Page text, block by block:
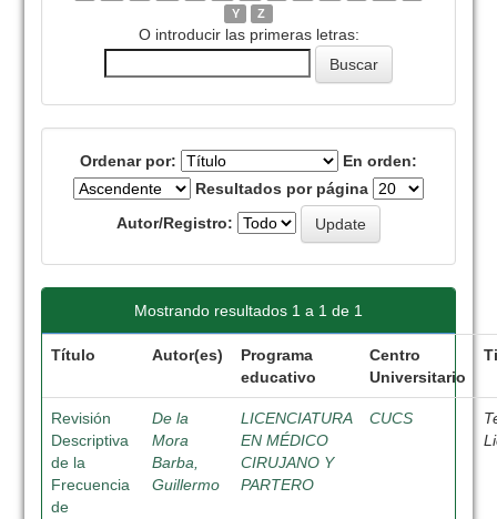
Y
Z
O introducir las primeras letras:
Ordenar por:
En orden:
Resultados por página
Autor/Registro:
Mostrando resultados 1 a 1 de 1
Título Autor(es)
Programa
educativo
Centro
Universitario
Revisión
Descriptiva
de la
Frecuencia
de
De la
Mora
Barba,
Guillermo
LICENCIATURA
EN MÉDICO
CIRUJANO Y
PARTERO
CUCS